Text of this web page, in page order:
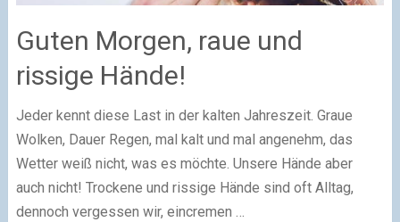
Guten Morgen, raue und
rissige Hände!
Jeder kennt diese Last in der kalten Jahreszeit. Graue
Wolken, Dauer Regen, mal kalt und mal angenehm, das
Wetter weiß nicht, was es möchte. Unsere Hände aber
auch nicht! Trockene und rissige Hände sind oft Alltag,
dennoch vergessen wir, eincremen …